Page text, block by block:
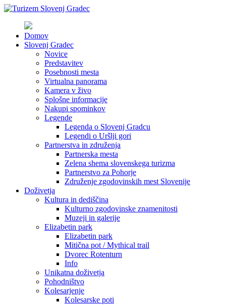
Domov
Slovenj Gradec
Novice
Predstavitev
Posebnosti mesta
Virtualna panorama
Kamera v živo
Splošne informacije
Nakupi spominkov
Legende
Legenda o Slovenj Gradcu
Legendi o Uršlji gori
Partnerstva in združenja
Partnerska mesta
Zelena shema slovenskega turizma
Partnerstvo za Pohorje
Združenje zgodovinskih mest Slovenije
Doživetja
Kultura in dediščina
Kulturno zgodovinske znamenitosti
Muzeji in galerije
Elizabetin park
Elizabetin park
Mitična pot / Mythical trail
Dvorec Rotenturn
Info
Unikatna doživetja
Pohodništvo
Kolesarjenje
Kolesarske poti